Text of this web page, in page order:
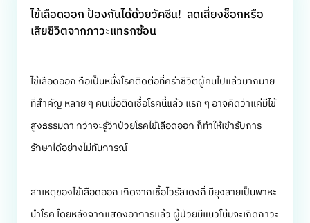
ไข้เลือดออก ป้องกันได้ด้วยวัคซีน! ลดเสี่ยงช็อกหรือ
เสียชีวิตจากภาวะแทรกซ้อน
ไข้เลือดออก ถือเป็นหนึ่งโรคติดต่อที่คร่าชีวิตผู้คนไปแล้วมากมาย
ที่สำคัญ หลาย ๆ คนเมื่อติดเชื้อโรคนี้แล้ว แรก ๆ อาจคิดว่าแค่มีไข้
สูงธรรมดา กว่าจะรู้ว่าป่วยโรคไข้เลือดออก ก็ทำให้เข้ารับการ
รักษาได้อย่างไม่ทันการณ์
สาเหตุของไข้เลือดออก เกิดจากเชื้อไวรัสเดงกี่ มียุงลายเป็นพาหะ
นำโรค โดยหลังจากแสดงอาการแล้ว ผู้ป่วยมีแนวโน้มจะเกิดภาวะ